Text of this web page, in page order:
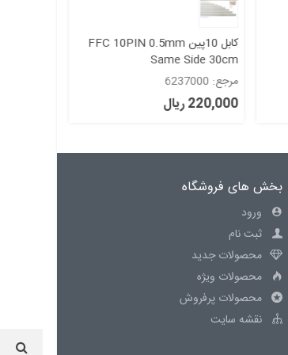
کابل 10پین FFC 10PIN 0.5mm
Same Side 30cm
مرجع: 6237000
220,000 ریال
بخش های فروشگاه
ورود
ثبت نام
محصولات جدید
محصولات ویژه
محصولات پرفروش
نقشه سایت